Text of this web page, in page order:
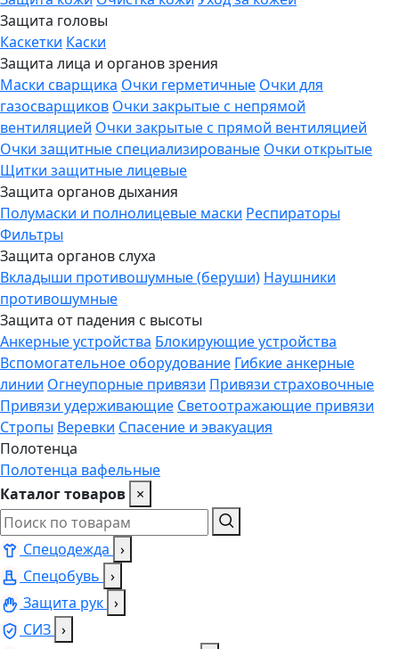
Защита головы
Каскетки Каски
Защита лица и органов зрения
Маски сварщика Очки герметичные Очки для
газосварщиков Очки закрытые с непрямой
вентиляцией Очки закрытые с прямой вентиляцией
Очки защитные специализированые Очки открытые
Щитки защитные лицевые
Защита органов дыхания
Полумаски и полнолицевые маски Респираторы
Фильтры
Защита органов слуха
Вкладыши противошумные (беруши) Наушники
противошумные
Защита от падения с высоты
Анкерные устройства Блокирующие устройства
Вспомогательное оборудование Гибкие анкерные
линии Огнеупорные привязи Привязи страховочные
Привязи удерживающие Светоотражающие привязи
Стропы Веревки Спасение и эвакуация
Полотенца
Полотенца вафельные
Каталог товаров ×
Спецодежда ›
Спецобувь ›
Защита рук ›
СИЗ ›